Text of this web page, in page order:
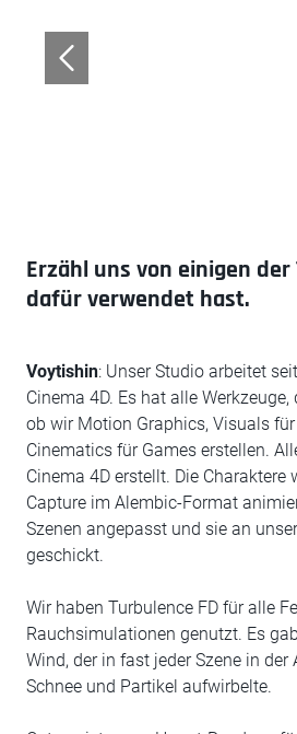
Erzähl uns von einigen der
dafür verwendet hast.
Voytishin: Unser Studio arbeitet
Cinema 4D. Es hat alle Werkzeuge,
ob wir Motion Graphics, Visuals
Cinematics für Games erstellen.
Cinema 4D erstellt. Die
Capture im Alembic-Format
Szenen angepasst und sie an
geschickt.
Wir haben Turbulence FD für alle
Rauchsimulationen genutzt. Es
Wind, der in fast jeder Szene in der
Schnee und Partikel aufwirbelte.